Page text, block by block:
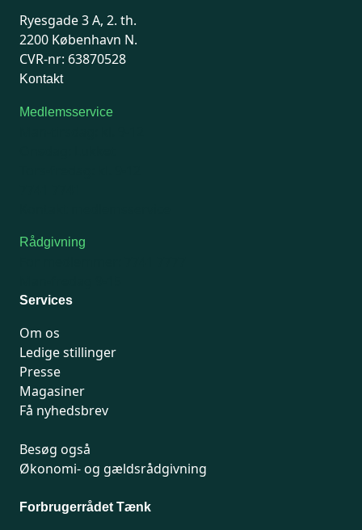
Ryesgade 3 A, 2. th.
2200 København N.
CVR-nr: 63870528
Kontakt
Medlemsservice
Rådgivning
Services
Om os
Ledige stillinger
Presse
Magasiner
Få nyhedsbrev
Besøg også
Økonomi- og gældsrådgivning
Forbrugerrådet Tænk